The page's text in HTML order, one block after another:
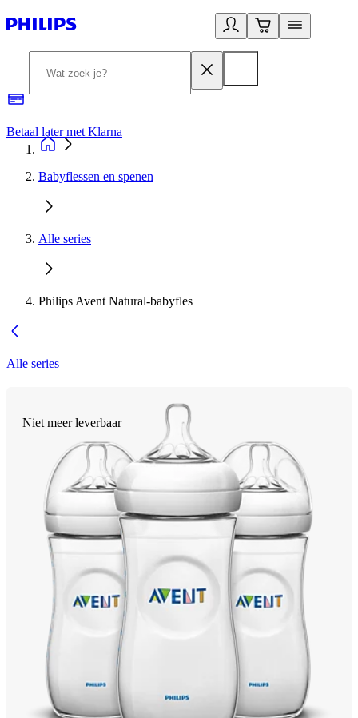
Betaal later met Klarna
Babyflessen en spenen
Alle series
Philips Avent Natural-babyfles
Alle series
Niet meer leverbaar